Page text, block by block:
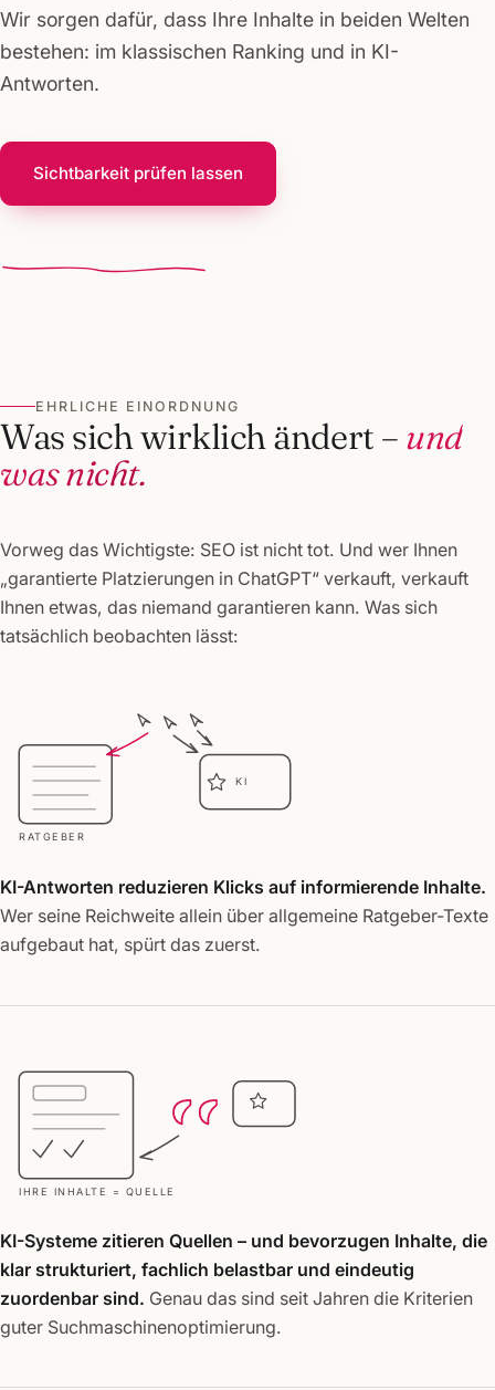
Wir sorgen dafür, dass Ihre Inhalte in beiden Welten
bestehen: im klassischen Ranking und in KI-
Antworten.
Sichtbarkeit prüfen lassen
EHRLICHE EINORDNUNG
Was sich wirklich ändert – und
was nicht.
Vorweg das Wichtigste: SEO ist nicht tot. Und wer Ihnen
„garantierte Platzierungen in ChatGPT“ verkauft, verkauft
Ihnen etwas, das niemand garantieren kann. Was sich
tatsächlich beobachten lässt:
RATGEBER
KI
KI-Antworten reduzieren Klicks auf informierende Inhalte.
Wer seine Reichweite allein über allgemeine Ratgeber-Texte
aufgebaut hat, spürt das zuerst.
IHRE INHALTE = QUELLE
KI-Systeme zitieren Quellen – und bevorzugen Inhalte, die
klar strukturiert, fachlich belastbar und eindeutig
zuordenbar sind. Genau das sind seit Jahren die Kriterien
guter Suchmaschinenoptimierung.